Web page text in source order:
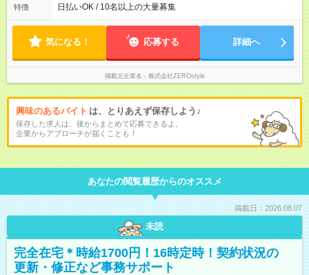
特徴 日払いOK / 10名以上の大量募集
気になる！ 応募する 詳細へ
掲載元企業名 株式会社ZEROstyle
興味のあるバイト は、とりあえず保存しよう♪
保存した求人は、後からまとめて応募できるよ。
企業からアプローチが届くことも！
あなたの閲覧履歴からのオススメ
掲載日：2026.08.07
未読
完全在宅＊時給1700円！16時定時！契約状況の
更新・修正など事務サポート